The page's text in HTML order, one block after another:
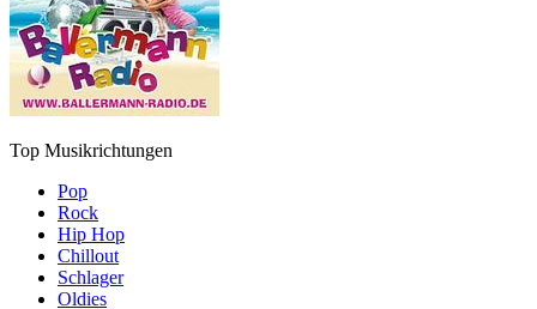
Top Musikrichtungen
Pop
Rock
Hip Hop
Chillout
Schlager
Oldies